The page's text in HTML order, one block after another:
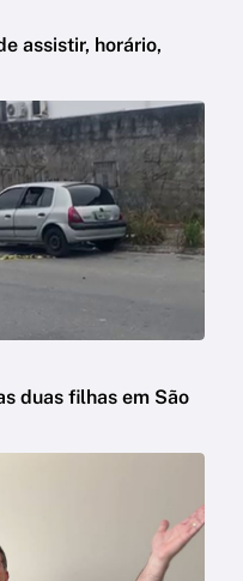
assistir, horário,
duas filhas em São